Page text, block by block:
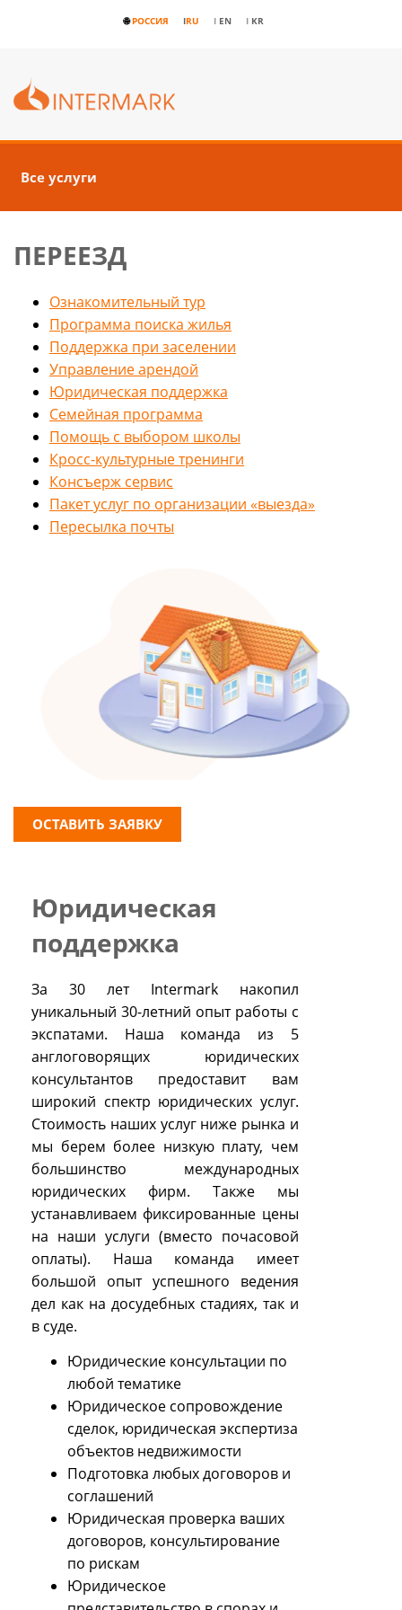
🌐РОССИЯ IRU I EN I KR
Все услуги
ПЕРЕЕЗД
Ознакомительный тур
Программа поиска жилья
Поддержка при заселении
Управление арендой
Юридическая поддержка
Семейная программа
Помощь с выбором школы
Кросс-культурные тренинги
Консъерж сервис
Пакет услуг по организации «выезда»
Пересылка почты
ОСТАВИТЬ ЗАЯВКУ
Юридическая
поддержка
За 30 лет Intermark накопил
уникальный 30-летний опыт работы с
экспатами. Наша команда из 5
англоговорящих юридических
консультантов предоставит вам
широкий спектр юридических услуг.
Стоимость наших услуг ниже рынка и
мы берем более низкую плату, чем
большинство международных
юридических фирм. Также мы
устанавливаем фиксированные цены
на наши услуги (вместо почасовой
оплаты). Наша команда имеет
большой опыт успешного ведения
дел как на досудебных стадиях, так и
в суде.
Юридические консультации по
любой тематике
Юридическое сопровождение
сделок, юридическая экспертиза
объектов недвижимости
Подготовка любых договоров и
соглашений
Юридическая проверка ваших
договоров, консультирование
по рискам
Юридическое